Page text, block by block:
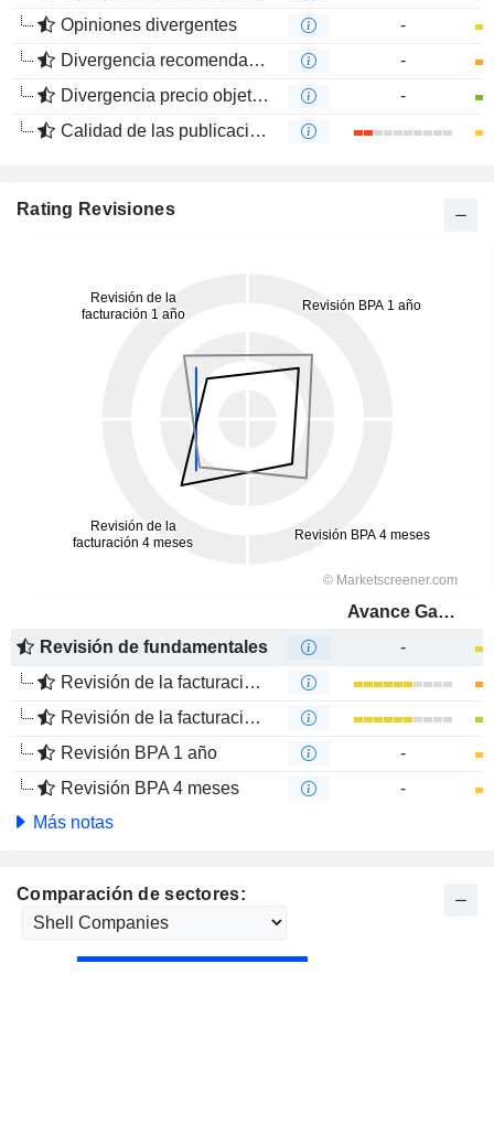
Opiniones divergentes
-
Divergencia recomendaciones analistas
-
Divergencia precio objetivo
-
Calidad de las publicaciones
Rating Revisiones
Avance Gas Holding Ltd
Revisión de fundamentales
-
Revisión de la facturación 1 año
Revisión de la facturación 4 meses
Revisión BPA 1 año
-
Revisión BPA 4 meses
-
Más notas
Comparación de sectores: